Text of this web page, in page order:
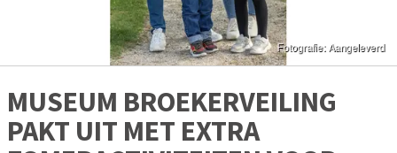
MUSEUM BROEKERVEILING
PAKT UIT MET EXTRA